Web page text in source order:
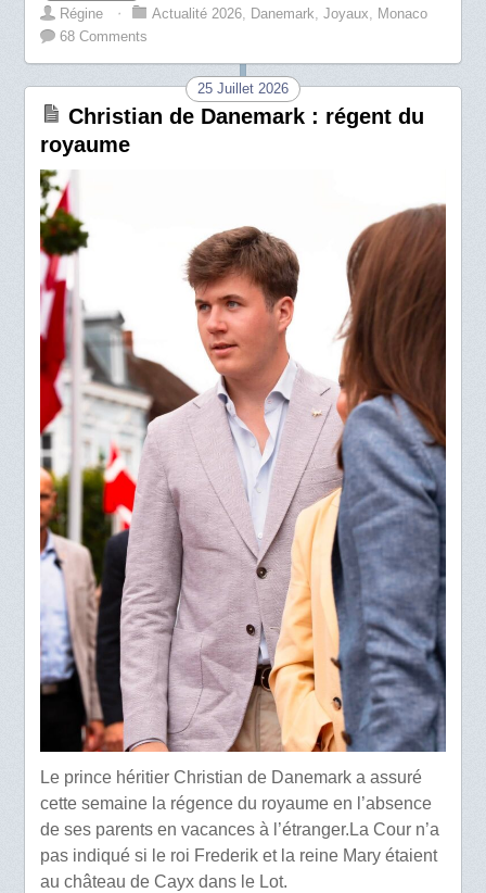
Régine ⋅ Actualité 2026 Danemark ,Joyaux
Monaco
68 Comments
25 Juillet 2026
Christian de Danemark : régent du
royaume
Le prince héritier Christian de Danemark a assuré
cette semaine la régence du royaume en l’absence
de ses parents en vacances à l’étranger.La Cour n’a
pas indiqué si le roi Frederik et la reine Mary étaient
au château de Cayx dans le Lot.